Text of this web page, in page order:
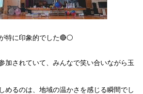
特に印象的でした🔴⚪️
加されていて、みんなで笑い合いながら玉
めるのは、地域の温かさを感じる瞬間でし